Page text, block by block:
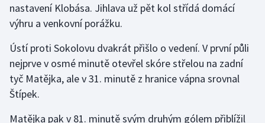
nastavení Klobása. Jihlava už pět kol střídá domácí
výhru a venkovní porážku.
Ústí proti Sokolovu dvakrát přišlo o vedení. V první půli
nejprve v osmé minutě otevřel skóre střelou na zadní
tyč Matějka, ale v 31. minutě z hranice vápna srovnal
Štípek.
Matějka pak v 81. minutě svým druhým gólem přiblížil